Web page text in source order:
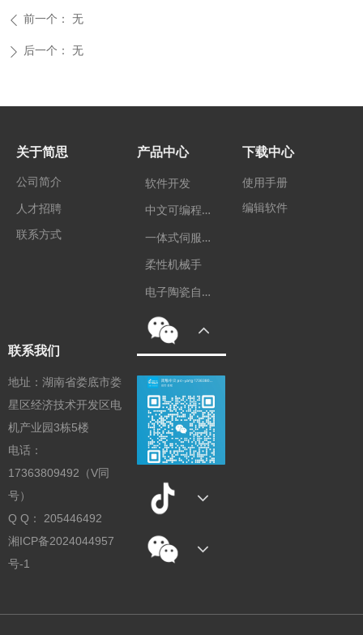
ꄴ 前一个： 无
ꄲ 后一个： 无
关于简思
公司简介
人才招聘
联系方式
产品中心
软件开发
中
文可编程控制器
一
体式伺服电机
柔性机械手
电
子陶瓷自动化装备
联系我们
地址：湖南省娄底市娄
星区经济技术开发区电
机产业园3栋5楼
电话：
17363809492（V同
号）
Q Q： 205446492
湘ICP备2024044957
号-1
下载中心
使用手册
编辑软件